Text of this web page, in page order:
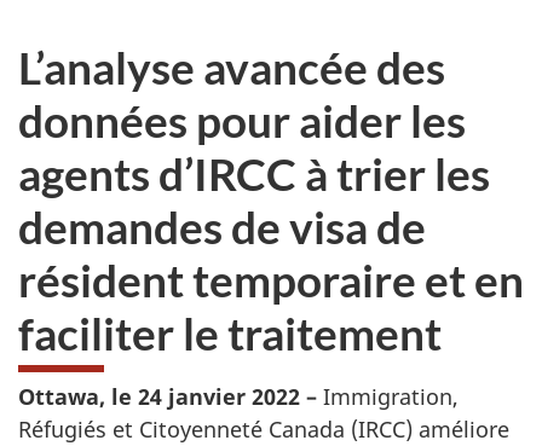
L’analyse avancée des
données pour aider les
agents d’IRCC à trier les
demandes de visa de
résident temporaire et en
faciliter le traitement
Ottawa, le 24 janvier 2022 – Immigration,
Réfugiés et Citoyenneté Canada (IRCC) améliore